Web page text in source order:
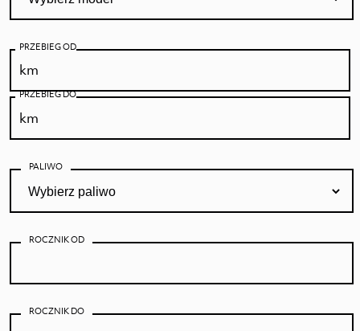
PRZEBIEG OD
PRZEBIEG DO
PALIWO
ROCZNIK OD
ROCZNIK DO